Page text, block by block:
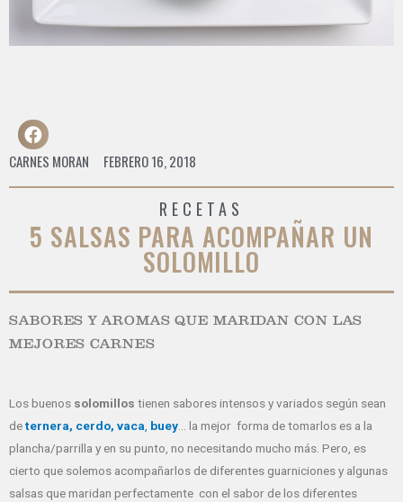
CARNES MORAN FEBRERO 16, 2018
RECETAS
5 SALSAS PARA ACOMPAÑAR UN
SOLOMILLO
SABORES Y AROMAS QUE MARIDAN CON LAS
MEJORES CARNES
Los buenos solomillos tienen sabores intensos y variados según sean
deternera, cerdo, vaca buey … la mejor forma de tomarlos es a la
plancha/parrilla y en su punto, no necesitando mucho más. Pero, es
cierto que solemos acompañarlos de diferentes guarniciones y algunas
salsas que maridan perfectamente con el sabor de los diferentes